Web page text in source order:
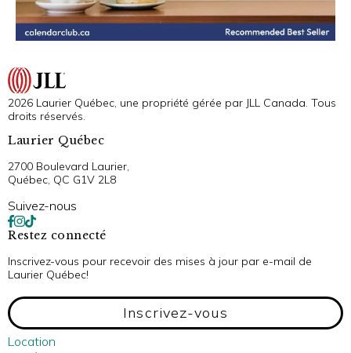
2026 Laurier Québec, une propriété gérée par JLL Canada. Tous
droits réservés.
Laurier Québec
2700 Boulevard Laurier,
Québec, QC G1V 2L8
Suivez-nous
Restez connecté
Inscrivez-vous pour recevoir des mises à jour par e-mail de
Laurier Québec!
Inscrivez-vous
Location